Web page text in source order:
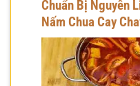
Chuẩn Bị Nguyên
Nấm Chua Cay